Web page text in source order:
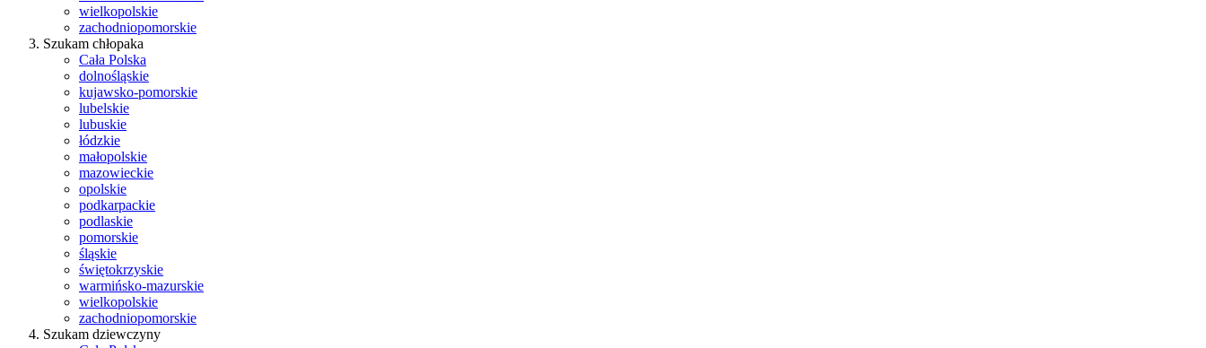
wielkopolskie
zachodniopomorskie
Szukam chłopaka
Cała Polska
dolnośląskie
kujawsko-pomorskie
lubelskie
lubuskie
łódzkie
małopolskie
mazowieckie
opolskie
podkarpackie
podlaskie
pomorskie
śląskie
świętokrzyskie
warmińsko-mazurskie
wielkopolskie
zachodniopomorskie
Szukam dziewczyny